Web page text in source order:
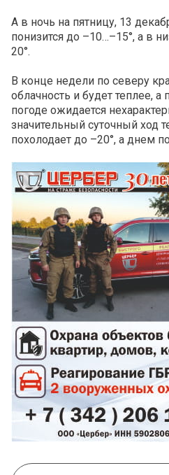
А в ночь на пятницу, 13
понизится до –10…–15°, а в
20°.
В конце недели по северу
облачность и будет теплее,
погоде ожидается
значительный суточный ход
похолодает до –20°, а днем